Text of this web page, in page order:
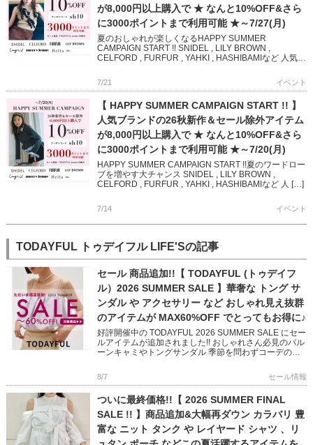
が8,000円以上購入で ★ なんと10%OFF&さら
に3000ポイントまで利用可能 ★～7/27(月)
夏のおしゃれが楽しくなるHAPPY SUMMER
CAMPAIGN START !! SNIDEL , LILY BROWN ,
CELFORD , FURFUR , YAHKI , HASHIBAMIなど 人気ブ
7/21 イベント
【 HAPPY SUMMER CAMPAIGN START !! 】
人気ブランドの26秋新作＆セール除外アイテム
が8,000円以上購入で ★ なんと10%OFF&さら
に3000ポイントまで利用可能 ★～7/20(月)
HAPPY SUMMER CAMPAIGN START !!夏のワードロー
ブを増やす大チャンス SNIDEL , LILY BROWN ,
CELFORD , FURFUR , YAHKI , HASHIBAMIなど 人 […]
7/14 イベント
TODAYFUL トゥデイフル LIFE'Sの記事
セール 商品追加!!【 TODAYFUL (トゥデイフ
ル）2026 SUMMER SALE 】華奢な トング サ
ンダル や アクセサリー など おしゃれ見え抜群
のアイテムが MAX60%OFF でとってもお得に♪
好評開催中の TODAYFUL 2026 SUMMER SALE にセー
ルアイテムが追加されました!! おしゃれさん必見のバル
ーンキャミやトングサンダル 季節を問わずコーデのア
8/7 セール情報
ついに最終価格!!【 2026 SUMMER FINAL
SALE !! 】商品追加&大幅再ダウン カラバリ 豊
富な ニット タンク や レイヤード シャツ 、リ